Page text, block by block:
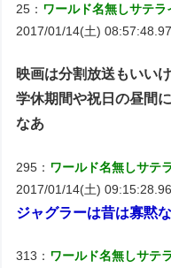
25： ワールド名無しサテ
2017/01/14(土)
映画は分割放送もいい
学休期間や祝日の昼間
なあ
295： ワールド名無しサテ
2017/01/14(土)
ジャグラーは昔は寡黙
313： ワールド名無しサテ